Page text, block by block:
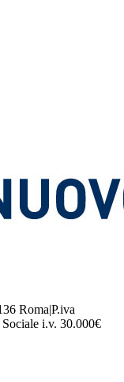
Roma|P.iva
i.v. 30.000€